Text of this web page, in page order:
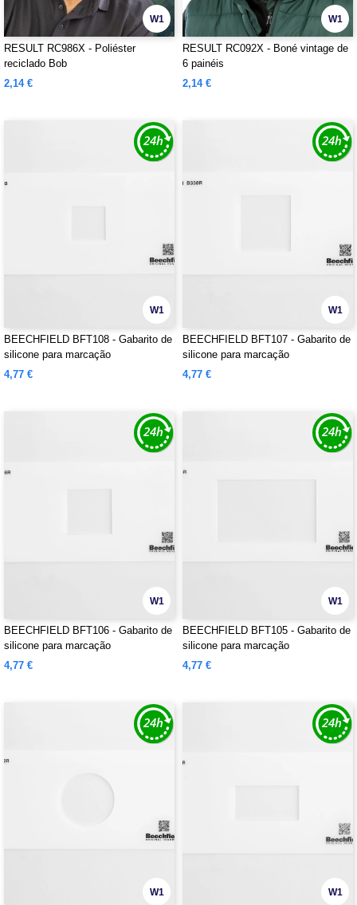
W1
RESULT RC986X - Poliéster
reciclado Bob
2,14 €
W1
RESULT RC092X - Boné vintage de
6 painéis
2,14 €
W1
BEECHFIELD BFT108 - Gabarito de
silicone para marcação
4,77 €
W1
BEECHFIELD BFT107 - Gabarito de
silicone para marcação
4,77 €
W1
BEECHFIELD BFT106 - Gabarito de
silicone para marcação
4,77 €
W1
BEECHFIELD BFT105 - Gabarito de
silicone para marcação
4,77 €
W1 W1